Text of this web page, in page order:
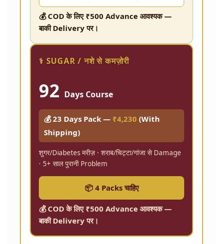
💰 COD के लिए ₹500 Advance आवश्यक —
बाकी Delivery पर।
⚕️ SUGAR / नशे से कमज़ोरी
92 Days Course
💰 23 Days Pack — ₹4,230 (With
Shipping)
शुगर/Diabetes मरीज़ · शराब/चिट्टा/गांजा से Damage
· 5+ साल पुरानी Problem
📦 4 Packs चाहिए
💰 COD के लिए ₹500 Advance आवश्यक —
बाकी Delivery पर।